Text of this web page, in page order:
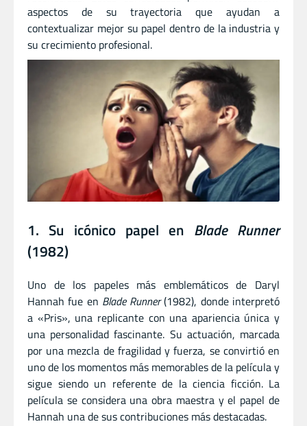
aspectos de su trayectoria que ayudan a
contextualizar mejor su papel dentro de la industria y
su crecimiento profesional.
1. Su icónico papel en Blade Runner
(1982)
Uno de los papeles más emblemáticos de Daryl
Hannah fue en Blade Runner(1982), donde interpretó
a «Pris», una replicante con una apariencia única y
una personalidad fascinante. Su actuación, marcada
por una mezcla de fragilidad y fuerza, se convirtió en
uno de los momentos más memorables de la película y
sigue siendo un referente de la ciencia ficción. La
película se considera una obra maestra y el papel de
Hannah una de sus contribuciones más destacadas.